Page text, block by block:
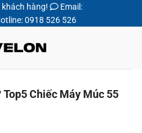
khách hàng!
Email:
0918 526 526
Chiếc Máy Múc 55